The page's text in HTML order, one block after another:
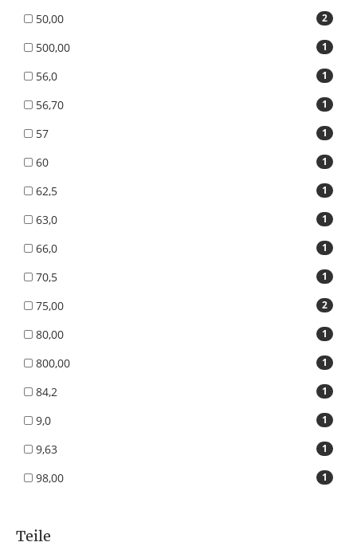
2
50,00
1
500,00
1
56,0
1
56,70
1
57
1
60
1
62,5
1
63,0
1
66,0
1
70,5
2
75,00
1
80,00
1
800,00
1
84,2
1
9,0
1
9,63
1
98,00
Teile